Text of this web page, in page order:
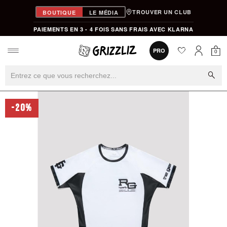
BOUTIQUE LE MÉDIA TROUVER UN CLUB
PAIEMENTS EN 3 - 4 FOIS SANS FRAIS AVEC KLARNA
PRO favorite0
0
search
-20%